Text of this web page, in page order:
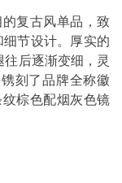
的复古风单品，致
细节设计。厚实的
后逐渐变细，灵
刻了品牌全称徽
棕色配烟灰色镜